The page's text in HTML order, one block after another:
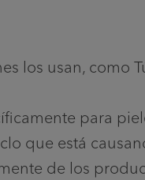
los usan, como
para
que está
de los